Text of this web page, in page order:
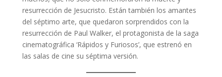
resurrección de Jesucristo. Están también los amantes
del séptimo arte, que quedaron sorprendidos con la
resurrección de Paul Walker, el protagonista de la saga
cinematográfica ‘Rápidos y Furiosos’, que estrenó en
las salas de cine su séptima versión.